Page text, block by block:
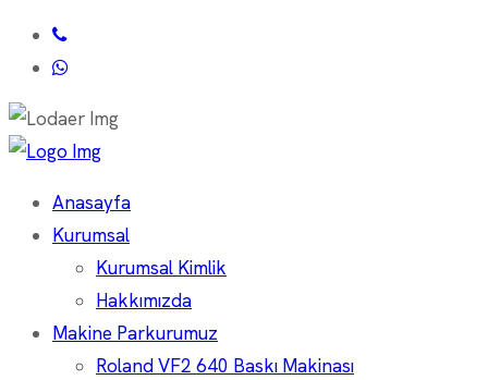
Anasayfa
Kurumsal
Kurumsal Kimlik
Hakkımızda
Makine Parkurumuz
Roland VF2 640 Baskı Makinası